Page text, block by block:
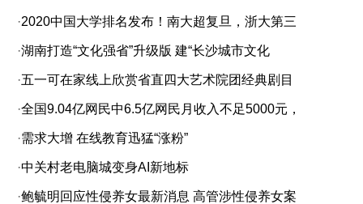
·2020中国大学排名发布！南大超复旦，浙大第三
·湖南打造“文化强省”升级版 建“长沙城市文化
·五一可在家线上欣赏省直四大艺术院团经典剧目
·全国9.04亿网民中6.5亿网民月收入不足5000元，
·需求大增 在线教育迅猛“涨粉”
·中关村老电脑城变身AI新地标
·鲍毓明回应性侵养女最新消息 高管涉性侵养女案